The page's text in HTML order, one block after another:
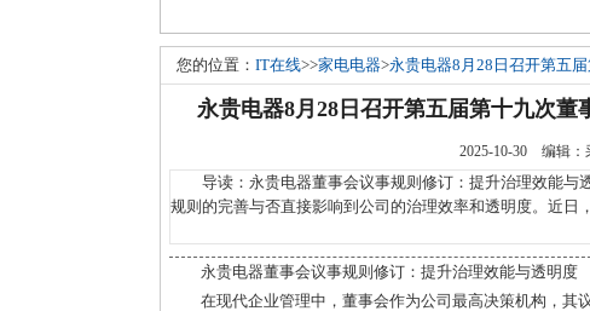
您的位置： IT在线>>家电电器>永贵电器8月28日召开第五
永贵电器8月28日召开第五届第十九次
2025-10-30 编辑
导读：永贵电器董事会议事规则修订：提升治理效能与
规则的完善与否直接影响到公司的治理效率和透明度。近日
永贵电器董事会议事规则修订：提升治理效能与透明度
在现代企业管理中，董事会作为公司最高决策机构，其